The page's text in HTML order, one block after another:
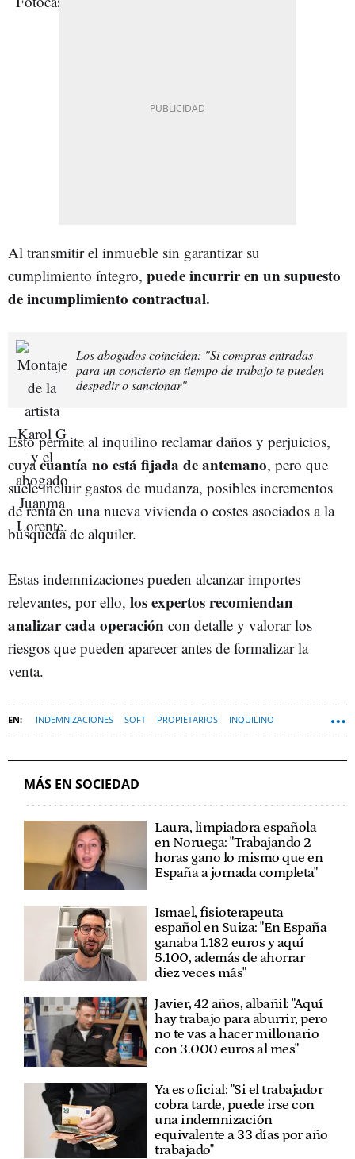
Al transmitir el inmueble sin garantizar su
cumplimiento íntegro, puede incurrir en un supuesto
de incumplimiento contractual.
Los abogados coinciden: "Si compras entradas
para un concierto en tiempo de trabajo te pueden
despedir o sancionar"
Esto permite al inquilino reclamar daños y perjuicios,
cuyacuantía no está fijada de antemano, pero que
suele incluir gastos de mudanza, posibles incrementos
de renta en una nueva vivienda o costes asociados a la
búsqueda de alquiler.
Estas indemnizaciones pueden alcanzar importes
relevantes, por ello, los expertos recomiendan
analizar cada operación con detalle y valorar los
riesgos que pueden aparecer antes de formalizar la
venta.
INDEMNIZACIONES SOFT PROPIETARIOS INQUILINO
MÁS EN SOCIEDAD
Laura, limpiadora española
en Noruega: "Trabajando 2
horas gano lo mismo que en
España a jornada completa"
Ismael, fisioterapeuta
español en Suiza: "En España
ganaba 1.182 euros y aquí
5.100, además de ahorrar
diez veces más"
Javier, 42 años, albañil: "Aquí
hay trabajo para aburrir, pero
no te vas a hacer millonario
con 3.000 euros al mes"
Ya es oficial: "Si el trabajador
cobra tarde, puede irse con
una indemnización
equivalente a 33 días por año
trabajado"